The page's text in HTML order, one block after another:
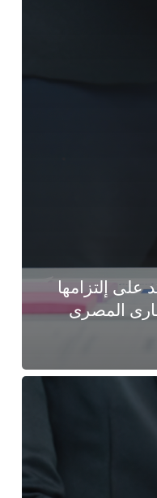
على إلتزامها
المصرى